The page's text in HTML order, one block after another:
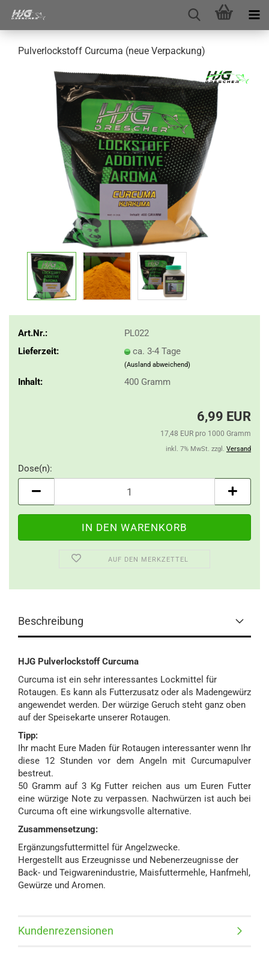
Pulverlockstoff Curcuma (neue Verpackung)
Art.Nr.:
PL022
Lieferzeit:
ca. 3-4 Tage
(Ausland abweichend)
Inhalt: 400 Gramm
6,99 EUR
17,48 EUR pro 1000 Gramm
inkl. 7% MwSt. zzgl. Versand
Dose(n):
Dose(n)
AUF DEN MERKZETTEL
Beschreibung
HJG Pulverlockstoff Curcuma
Curcuma ist ein sehr interessantes Lockmittel für
Rotaugen. Es kann als Futterzusatz oder als Madengewürz
angewendet werden. Der würzige Geruch steht ganz oben
auf der Speisekarte unserer Rotaugen.
Tipp:
Ihr macht Eure Maden für Rotaugen interessanter wenn Ihr
diese 12 Stunden vor dem Angeln mit Curcumapulver
bestreut.
50 Gramm auf 3 Kg Futter reichen aus um Euren Futter
eine würzige Note zu verpassen. Nachwürzen ist auch bei
Curcuma oft eine wirkungsvolle alternative.
Zusammensetzung:
Ergänzungsfuttermittel für Angelzwecke.
Hergestellt aus Erzeugnisse und Nebenerzeugnisse der
Back- und Teigwarenindustrie, Maisfuttermehle, Hanfmehl,
Gewürze und Aromen.
Kundenrezensionen